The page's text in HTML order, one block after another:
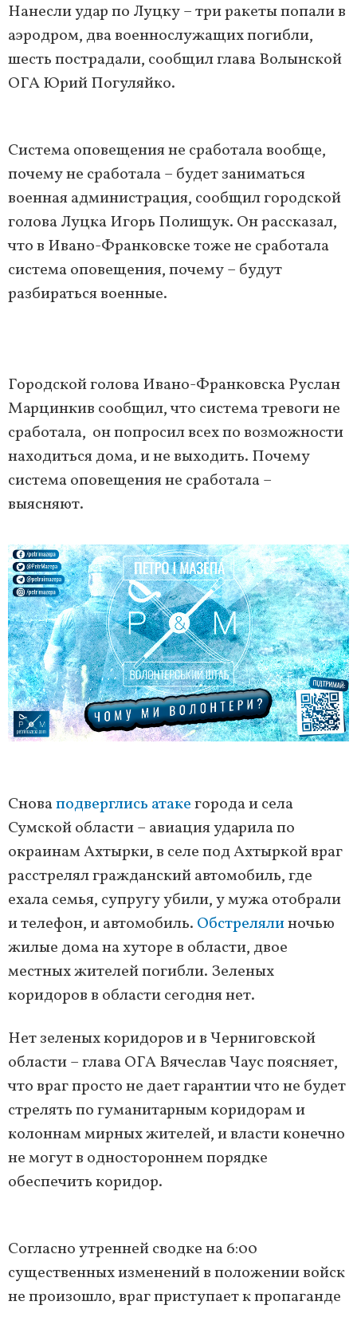
Нанесли удар по Луцку – три ракеты попали в
аэродром, два военнослужащих погибли,
шесть пострадали, сообщил глава Волынской
ОГА Юрий Погуляйко.
Система оповещения не сработала вообще,
почему не сработала – будет заниматься
военная администрация, сообщил городской
голова Луцка Игорь Полищук. Он рассказал,
что в Ивано-Франковске тоже не сработала
система оповещения, почему – будут
разбираться военные.
Городской голова Ивано-Франковска Руслан
Марцинкив сообщил, что система тревоги не
сработала, он попросил всех по возможности
находиться дома, и не выходить. Почему
система оповещения не сработала –
выясняют.
Сноваподверглись атакегорода и села
Сумской области – авиация ударила по
окраинам Ахтырки, в селе под Ахтыркой враг
расстрелял гражданский автомобиль, где
ехала семья, супругу убили, у мужа отобрали
и телефон, и автомобиль. Обстрелялиночью
жилые дома на хуторе в области, двое
местных жителей погибли. Зеленых
коридоров в области сегодня нет.
Нет зеленых коридоров и в Черниговской
области – глава ОГА Вячеслав Чаус поясняет,
что враг просто не дает гарантии что не будет
стрелять по гуманитарным коридорам и
колоннам мирных жителей, и власти конечно
не могут в одностороннем порядке
обеспечить коридор.
Согласно утренней сводке на 6:00
существенных изменений в положении войск
не произошло, враг приступает к пропаганде